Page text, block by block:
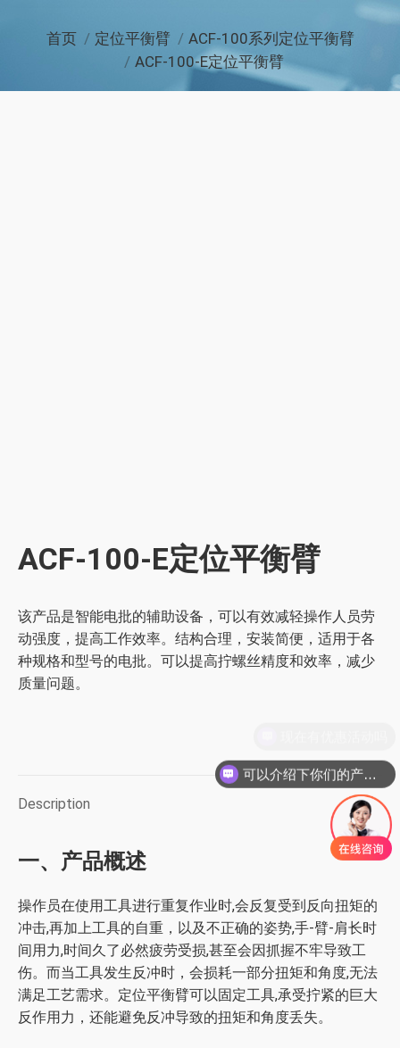
您在这里：
首页 定位平衡臂
ACF-100系列定位平衡臂
ACF-100-E定位平衡臂
ACF-100-E定位平衡臂
该产品是智能电批的辅助设备，可以有效减轻操作人员劳
动强度，提高工作效率。结构合理，安装简便，适用于各
种规格和型号的电批。可以提高拧螺丝精度和效率，减少
质量问题。
Description
一、产品概述
操作员在使用工具进行重复作业时,会反复受到反向扭矩的
冲击,再加上工具的自重，以及不正确的姿势,手-臂-肩长时
间用力,时间久了必然疲劳受损,甚至会因抓握不牢导致工
伤。而当工具发生反冲时，会损耗一部分扭矩和角度,无法
满足工艺需求。定位平衡臂可以固定工具,承受拧紧的巨大
反作用力，还能避免反冲导致的扭矩和角度丢失。
可以介绍下你们的产品么